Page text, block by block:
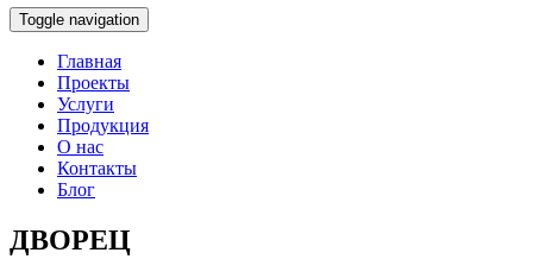
Toggle navigation
Главная
Проекты
Услуги
Продукция
О нас
Контакты
Блог
ДВОРЕЦ